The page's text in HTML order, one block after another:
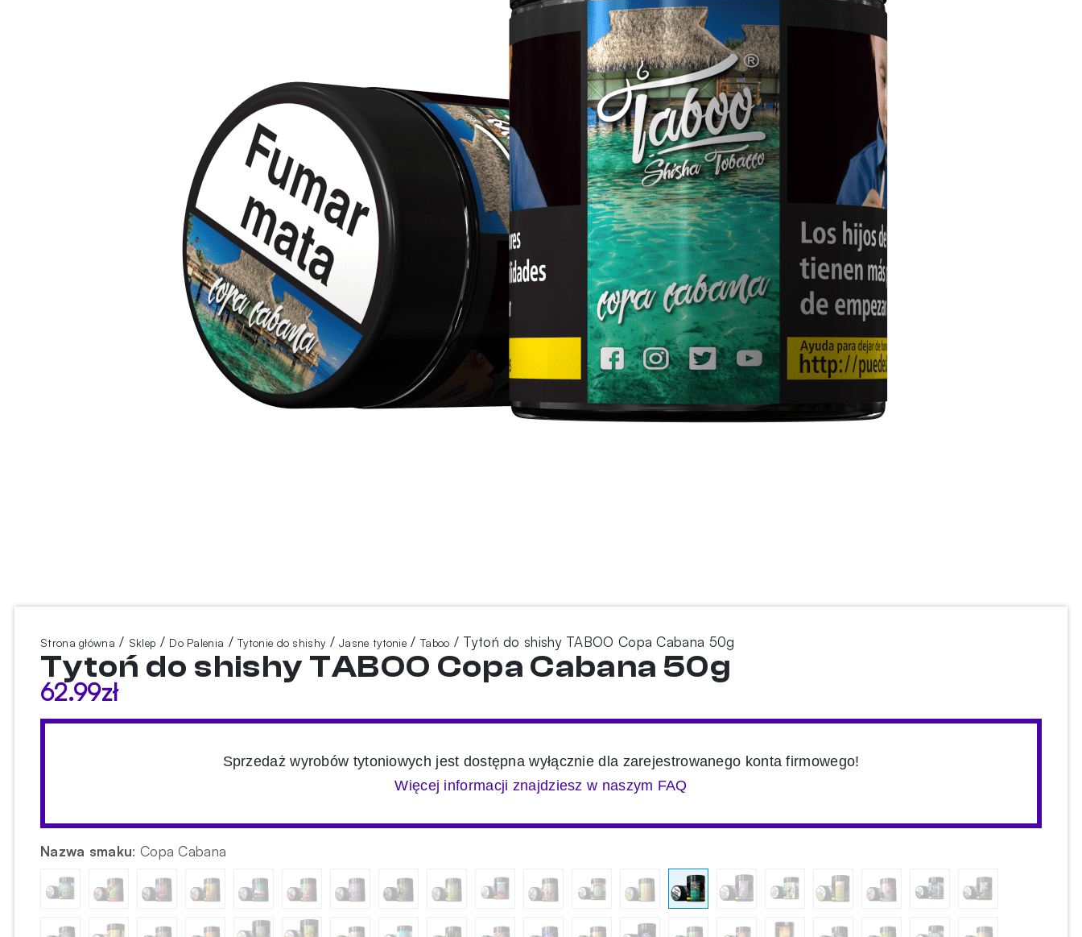
Strona główna / Sklep / Do Palenia /Tytonie do shishy/Jasne tytonie / Taboo / Tytoń do shishy TABOO Copa Cabana 50g
Tytoń do shishy TABOO Copa Cabana 50g
62.99zł
Sprzedaż wyrobów tytoniowych jest dostępna wyłącznie dla zarejestrowanego konta firmowego!
Więcej informacji znajdziesz w naszym FAQ
Nazwa smaku: Copa Cabana